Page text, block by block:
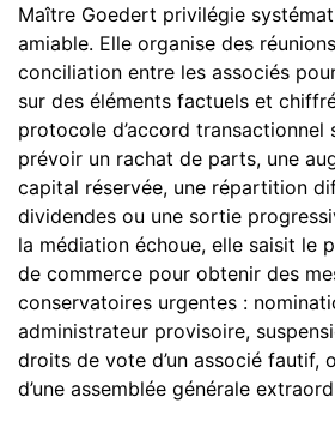
Maître Goedert privilégie
amiable. Elle organise des
conciliation entre les associés
sur des éléments factuels et
protocole d’accord transactionnel
prévoir un rachat de parts, une
capital réservée, une répartition
dividendes ou une sortie
la médiation échoue, elle saisit le
de commerce pour obtenir des
conservatoires urgentes :
administrateur provisoire,
droits de vote d’un associé fautif,
d’une assemblée générale